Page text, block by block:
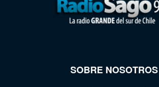
SOBRE NOSOTROS